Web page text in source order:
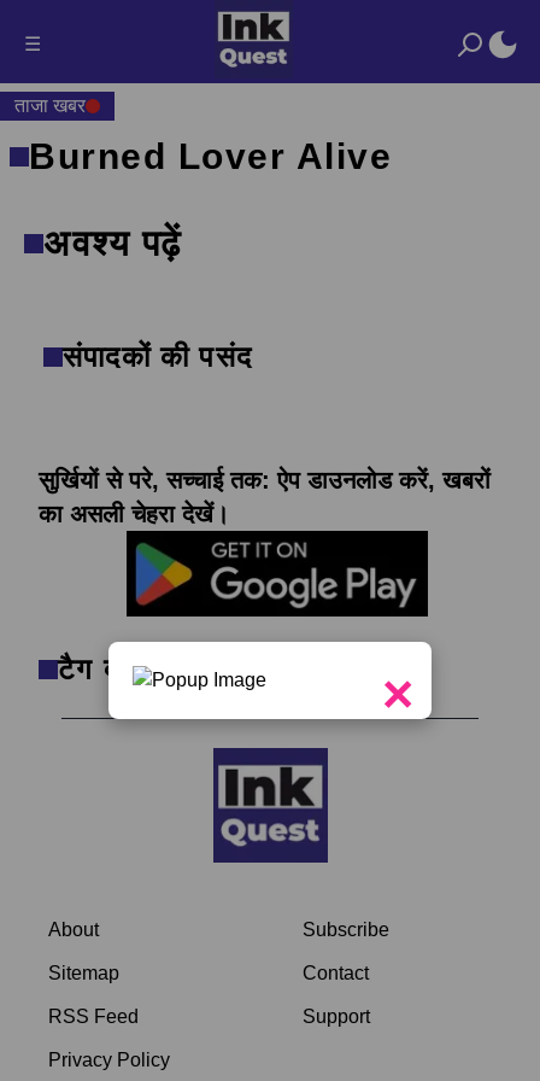
☰
ताजा खबर
×
Burned Lover Alive
अवश्य पढ़ें
संपादकों की पसंद
सुर्खियों से परे, सच्चाई तक: ऐप डाउनलोड करें, खबरों
का असली चेहरा देखें।
टैग क्लाउड
About
Sitemap
RSS Feed
Privacy Policy
Subscribe
Contact
Support